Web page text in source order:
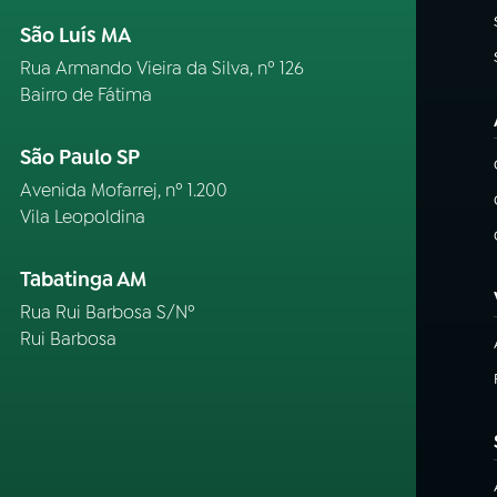
São Luís MA
Rua Armando Vieira da Silva, nº 126
Bairro de Fátima
São Paulo SP
Avenida Mofarrej, nº 1.200
Vila Leopoldina
Tabatinga AM
Rua Rui Barbosa S/Nº
Rui Barbosa